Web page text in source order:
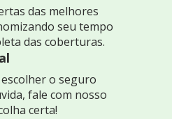
das melhores
seu tempo
das coberturas.
o seguro
fale com nosso
certa!